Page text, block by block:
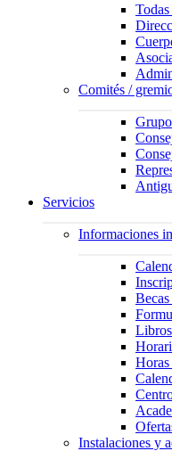
Comités /
Servicios
Informaciones
Becas
Horas
Instalaciones y